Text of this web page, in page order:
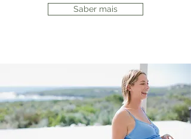
Saber mais